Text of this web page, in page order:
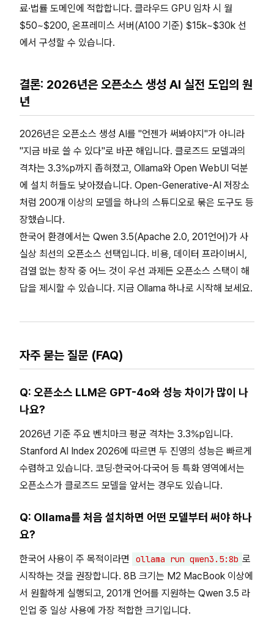
료·법률 도메인에 적합합니다. 클라우드 GPU 임차 시 월
$50~$200, 온프레미스 서버(A100 기준) $15k~$30k 선
에서 구성할 수 있습니다.
결론: 2026년은 오픈소스 생성 AI 실전 도입의 원
년
2026년은 오픈소스 생성 AI를 "언젠가 써봐야지"가 아니라
"지금 바로 쓸 수 있다"로 바꾼 해입니다. 클로즈드 모델과의
격차는 3.3%p까지 좁혀졌고, Ollama와 Open WebUI 덕분
에 설치 허들도 낮아졌습니다. Open-Generative-AI 저장소
처럼 200개 이상의 모델을 하나의 스튜디오로 묶은 도구도 등
장했습니다.
한국어 환경에서는 Qwen 3.5(Apache 2.0, 201언어)가 사
실상 최선의 오픈소스 선택입니다. 비용, 데이터 프라이버시,
검열 없는 창작 중 어느 것이 우선 과제든 오픈소스 스택이 해
답을 제시할 수 있습니다. 지금 Ollama 하나로 시작해 보세요.
자주 묻는 질문 (FAQ)
Q: 오픈소스 LLM은 GPT-4o와 성능 차이가 많이 나
나요?
2026년 기준 주요 벤치마크 평균 격차는 3.3%p입니다.
Stanford AI Index 2026에 따르면 두 진영의 성능은 빠르게
수렴하고 있습니다. 코딩·한국어·다국어 등 특화 영역에서는
오픈소스가 클로즈드 모델을 앞서는 경우도 있습니다.
Q: Ollama를 처음 설치하면 어떤 모델부터 써야 하나
요?
한국어 사용이 주 목적이라면 ollama run qwen3.5:8b 로
시작하는 것을 권장합니다. 8B 크기는 M2 MacBook 이상에
서 원활하게 실행되고, 201개 언어를 지원하는 Qwen 3.5 라
인업 중 일상 사용에 가장 적합한 크기입니다.